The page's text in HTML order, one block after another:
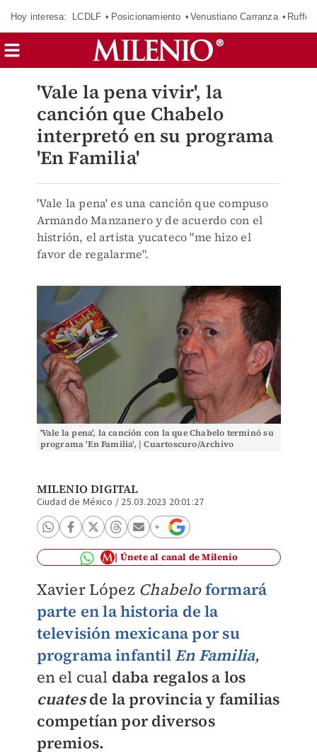
Hoy interesa: LCDLF Posicionamiento Venustiano Carranza Ruffo
'Vale la pena vivir', la
canción que Chabelo
interpretó en su programa
'En Familia'
'Vale la pena' es una canción que compuso
Armando Manzanero y de acuerdo con el
histrión, el artista yucateco "me hizo el
favor de regalarme".
'Vale la pena', la canción con la que Chabelo terminó su
programa 'En Familia', | Cuartoscuro/Archivo
MILENIO DIGITAL
Ciudad de México / 25.03.2023 20:01:27
Únete al canal de Milenio
Xavier López Chabeloformará
parte en la historia de la
televisión mexicana por su
programa infantil En Familia,
en el cual daba regalos a los
cuatesde la provincia y familias
competían por diversos
premios.